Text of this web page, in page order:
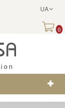
UA
0